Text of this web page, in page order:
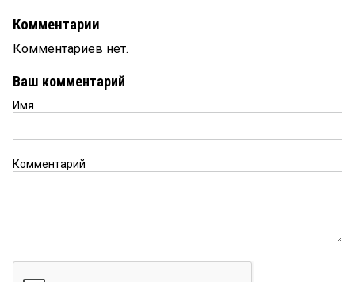
Комментарии
Комментариев нет.
Ваш комментарий
Имя
Комментарий